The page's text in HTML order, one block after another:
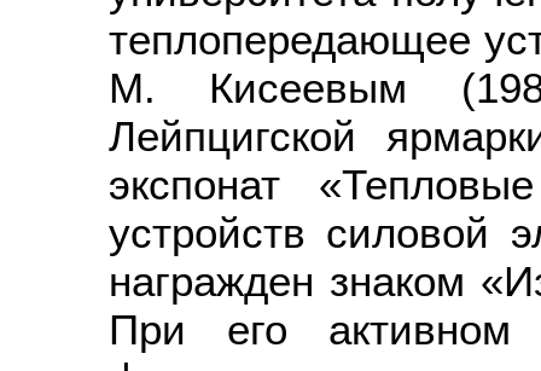
теплопередающее
М. Кисеевым
Лейпцигской
экспонат
устройств силовой
награжден знаком
При его активном